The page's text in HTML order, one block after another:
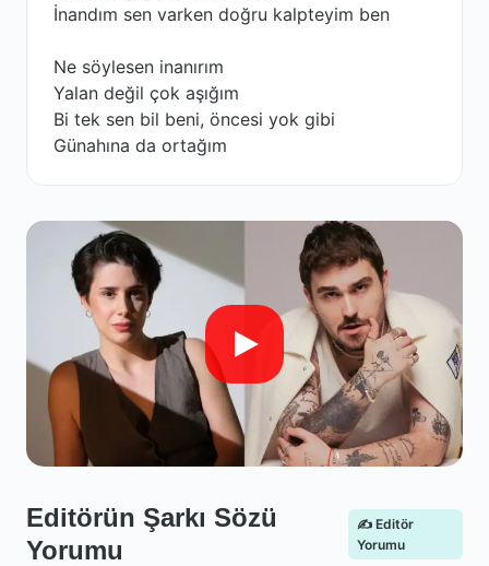
İnandım sen varken doğru kalpteyim ben
Ne söylesen inanırım
Yalan değil çok aşığım
Bi tek sen bil beni, öncesi yok gibi
Günahına da ortağım
Editörün Şarkı Sözü
Yorumu
✍️ Editör
Yorumu